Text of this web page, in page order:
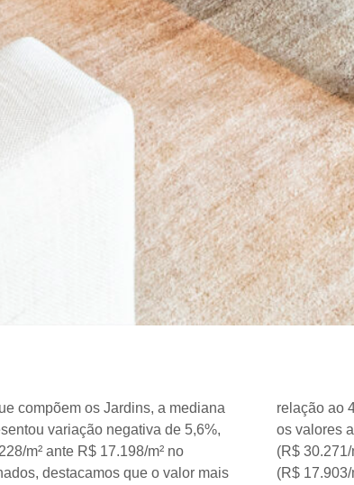
compõem os Jardins, a mediana
variação negativa de 5,6%,
m² ante R$ 17.198/m² no
destacamos que o valor mais
relação ao
os valores
(R$
(R$